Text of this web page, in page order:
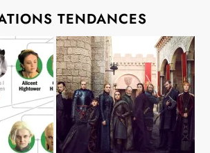
TENDANCES